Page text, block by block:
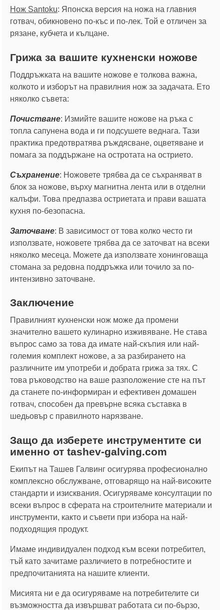
Нож Santoku: Японска версия на ножа на главния
готвач, обикновено по-къс и по-лек. Той е отличен за
рязане, кубчета и кълцане.
Грижа за вашите кухненски ножове
Поддръжката на вашите ножове е толкова важна,
колкото и изборът на правилния нож за задачата. Ето
няколко съвета:
Почистване: Измийте вашите ножове на ръка с
топла сапунена вода и ги подсушете веднага. Тази
практика предотвратява ръждясване, оцветяване и
помага за поддържане на остротата на острието.
Съхранение: Ножовете трябва да се съхраняват в
блок за ножове, върху магнитна лента или в отделни
калъфи. Това предпазва остриетата и прави вашата
кухня по-безопасна.
Заточване: В зависимост от това колко често ги
използвате, ножовете трябва да се заточват на всеки
няколко месеца. Можете да използвате хонинговаща
стомана за редовна поддръжка или точило за по-
интензивно заточване.
Заключение
Правилният кухненски нож може да промени
значително вашето кулинарно изживяване. Не става
въпрос само за това да имате най-скъпия или най-
големия комплект ножове, а за разбирането на
различните им употреби и добрата грижа за тях. С
това ръководство на ваше разположение сте на път
да станете по-информиран и ефективен домашен
готвач, способен да превърне всяка съставка в
шедьовър с правилното нарязване.
Защо да изберете инструментите си
именно от tashev-galving.com
Екипът на Ташев Галвинг осигурява професионално
комплексно обслужване, отговарящо на най-високите
стандарти и изисквания. Осигуряваме консултации по
всеки въпрос в сферата на строителните материали и
инструменти, както и съвети при избора на най-
подходящия продукт.
Имаме индивидуален подход към всеки потребител,
тъй като зачитаме различието в потребностите и
предпочитанията на нашите клиенти.
Мисията ни е да осигуряваме на потребителите си
възможността да извършват работата си по-бързо,